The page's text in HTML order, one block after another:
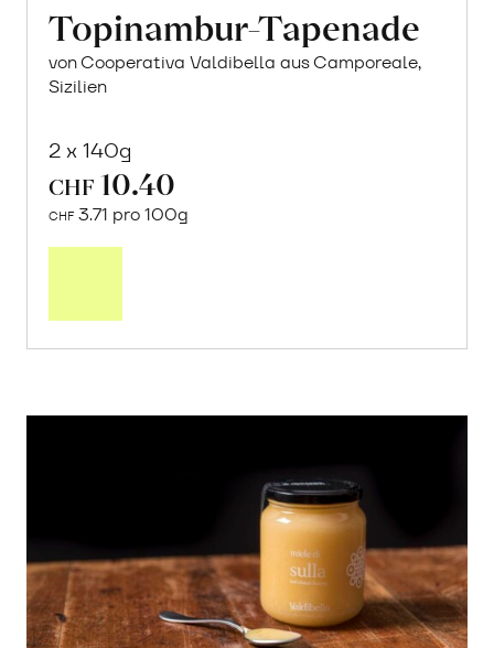
Topinambur-Tapenade
von Cooperativa Valdibella aus Camporeale,
Sizilien
2 x 140g
CHF 10.40
CHF 3.71 pro 100g